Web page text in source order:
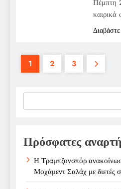
Πέμπτη
καιρικά
1 2 3
Πρόσφατες
Η Τραμπζονσπόρ
Μοχάμεντ Σαλάχ με διετές